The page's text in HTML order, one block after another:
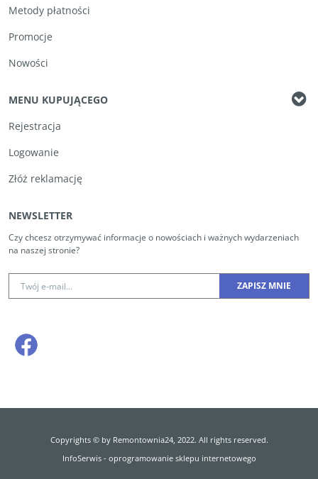
Metody płatności
Promocje
Nowości
MENU KUPUJĄCEGO
Rejestracja
Logowanie
Złóż reklamację
NEWSLETTER
Czy chcesz otrzymywać informacje o nowościach i ważnych wydarzeniach
na naszej stronie?
Copyrights © by Remontownia24, 2022. All rights reserved.
InfoSerwis- oprogramowanie sklepu internetowego